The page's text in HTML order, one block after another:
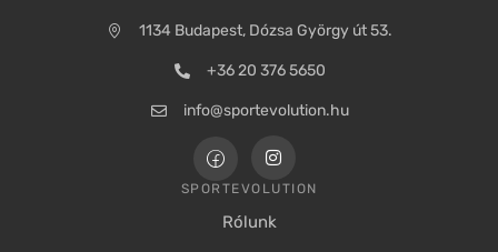
1134 Budapest, Dózsa György út 53.
+36 20 376 5650
info@sportevolution.hu
SPORTEVOLUTION
Rólunk